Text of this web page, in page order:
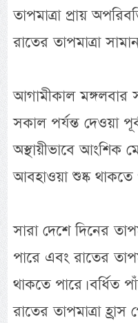
তাপমাত্রা প্রায়
রাতের তাপমাত্রা
আগামীকাল মঙ্গলবার
সকাল পর্যন্ত দেওয়া
অস্থায়ীভাবে আংশিক
আবহাওয়া শুষ্ক থাকতে
সারা দেশে দিনের
পারে এবং রাতের
থাকতে পারে। বর্ধিত
রাতের তাপমাত্রা হ্রাস